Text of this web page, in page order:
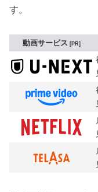
す。
動画サービス PR